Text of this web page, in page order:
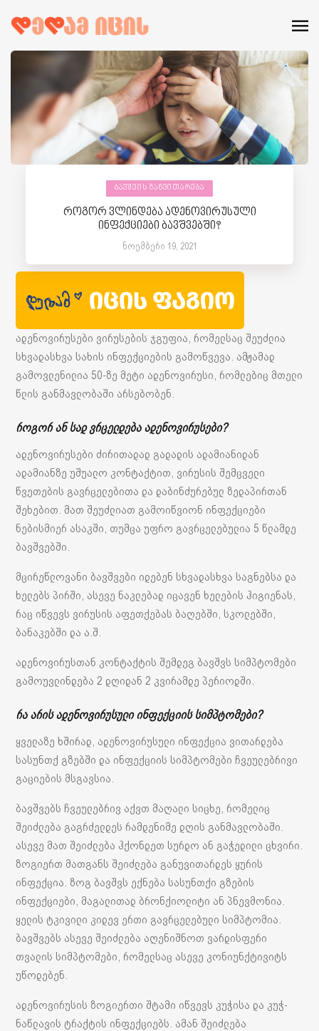
ᲑᲐᲕᲨᲕᲘᲡ ᲒᲐᲜᲕᲘᲗᲐᲠᲔᲑᲐ
როგორ ვლინდება ადენოვირუსული
ინფექციები ბავშვებში?
ნოემბერი 19, 2021
​ადენოვირუსები ვირუსების ჯგუფია, რომელსაც შეუძლია
სხვადასხვა სახის ინფექციების გამოწვევა. ამჟამად
გამოვლენილია 50-ზე მეტი ადენოვირუსი, რომლებიც მთელი
წლის განმავლობაში არსებობენ.
როგორ ან სად ვრცელდება ადენოვირუსები?
ადენოვირუსები ძირითადად გადადის ადამიანიდან
ადამიანზე უშუალო კონტაქტით, ვირუსის შემცველი
წვეთების გავრცელებითა და დაბინძურებულ ზედაპირთან
შეხებით. მათ შეუძლიათ გამოიწვიონ ინფექციები
ნებისმიერ ასაკში, თუმცა უფრო გავრცელებულია 5 წლამდე
ბავშვებში.
მცირეწლოვანი ბავშვები იდებენ სხვადასხვა საგნებსა და
ხელებს პირში, ასევე ნაკლებად იცავენ ხელების ჰიგიენას,
რაც იწვევს ვირუსის აფეთქებას ბაღებში, სკოლებში,
ბანაკებში და ა.შ.
ადენოვირუსთან კონტაქტის შემდეგ ბავშვს სიმპტომები
გამოუვლინდება 2 დღიდან 2 კვირამდე პერიოდში.
რა არის ადენოვირუსული ინფექციის სიმპტომები?
ყველაზე ხშირად, ადენოვირუსული ინფექცია ვითარდება
სასუნთქ გზებში და ინფექციის სიმპტომები ჩვეულებრივი
გაციების მსგავსია.
ბავშვებს ჩვეულებრივ აქვთ მაღალი სიცხე, რომელიც
შეიძლება გაგრძელდეს რამდენიმე დღის განმავლობაში.
ასევე მათ შეიძლება ჰქონდეთ სურდო ან გაჭედილი ცხვირი.
ზოგიერთ მათგანს შეიძლება განუვითარდეს ყურის
ინფექცია. ზოგ ბავშვს ექნება სასუნთქი გზების
ინფექციები, მაგალითად ბრონქიოლიტი ან პნევმონია.
ყელის ტკივილი კიდევ ერთი გავრცელებული სიმპტომია.
ბავშვებს ასევე შეიძლება აღენიშნოთ ვარდისფერი
თვალის სიმპტომები, რომელსაც ასევე კონიუნქტივიტს
უწოდებენ.
ადენოვირუსის ზოგიერთი შტამი იწვევს კუჭისა და კუჭ-
ნაწლავის ტრაქტის ინფექციებს. ამან შეიძლება